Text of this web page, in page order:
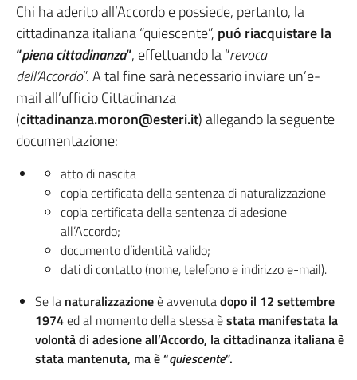
Chi ha aderito all’Accordo e possiede, pertanto, la
cittadinanza italiana “quiescente”, puó riacquistare la
“piena cittadinanza”, effettuando la “revoca
dell’Accordo”. A tal fine sarà necessario inviare un’e-
mail all’ufficio Cittadinanza
(cittadinanza.moron@esteri.it) allegando la seguente
documentazione:
atto di nascita
copia certificata della sentenza di naturalizzazione
copia certificata della sentenza di adesione
all’Accordo;
documento d’identità valido;
dati di contatto (nome, telefono e indirizzo e-mail).
Se la naturalizzazioneè avvenutadopo il 12 settembre
1974ed al momento della stessa èstata manifestata la
volontà di adesione all’Accordo, la cittadinanza italiana è
stata mantenuta, ma è “quiescente”.